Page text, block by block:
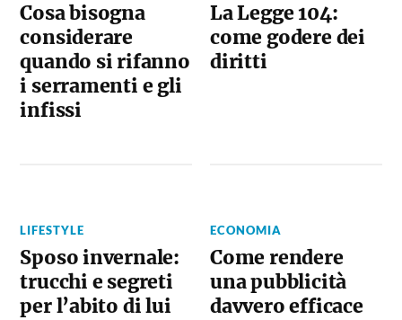
Cosa bisogna
considerare
quando si rifanno
i serramenti e gli
infissi
La Legge 104:
come godere dei
diritti
LIFESTYLE
Sposo invernale:
trucchi e segreti
per l’abito di lui
ECONOMIA
Come rendere
una pubblicità
davvero efficace